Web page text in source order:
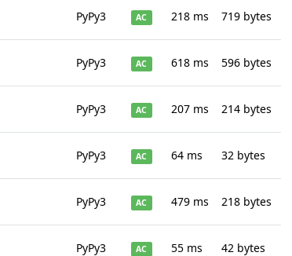
PyPy3 AC 218 ms 719 bytes
PyPy3 AC 618 ms 596 bytes
PyPy3 AC 207 ms 214 bytes
PyPy3 AC 64 ms 32 bytes
PyPy3 AC 479 ms 218 bytes
PyPy3 AC 55 ms 42 bytes